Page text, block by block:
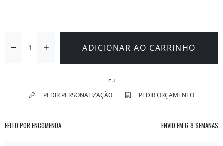
ADICIONAR AO CARRINHO
ou
PEDIR PERSONALIZAÇÃO
PEDIR ORÇAMENTO
FEITO POR ENCOMENDA ENVIO EM 6-8 SEMANAS